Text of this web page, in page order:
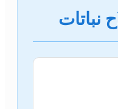
نباتات